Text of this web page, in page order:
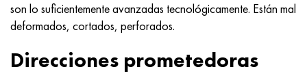
son lo suficientemente avanzadas tecnológicamente. Están mal
deformados, cortados, perforados.
Direcciones prometedoras
Haynes 230
Hastelloy b2
Tubería resistente a la corrosión
95X18
38XA, 37Cr4, AISI 5135
38HN3MFA, 35nicrmov12-5